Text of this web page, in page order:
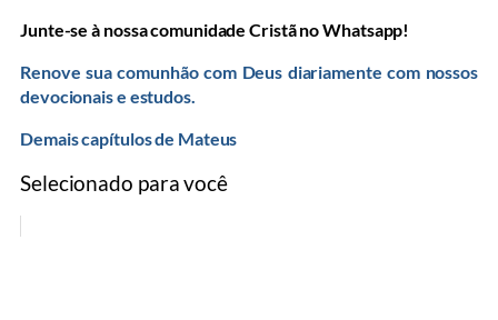
Junte-se à nossa comunidade Cristã no Whatsapp!
Renove sua comunhão com Deus diariamente com nossos
devocionais e estudos.
Demais capítulos de Mateus
Selecionado para você